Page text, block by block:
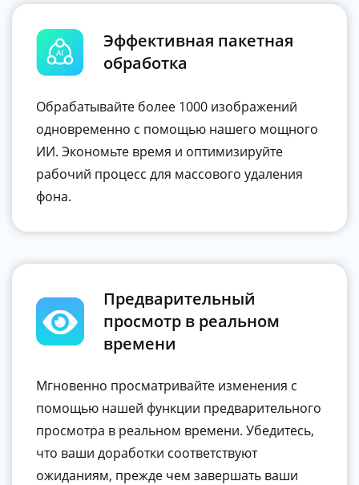
Эффективная пакетная
обработка
Обрабатывайте более 1000 изображений
одновременно с помощью нашего мощного
ИИ. Экономьте время и оптимизируйте
рабочий процесс для массового удаления
фона.
Предварительный
просмотр в реальном
времени
Мгновенно просматривайте изменения с
помощью нашей функции предварительного
просмотра в реальном времени. Убедитесь,
что ваши доработки соответствуют
ожиданиям, прежде чем завершать ваши